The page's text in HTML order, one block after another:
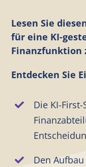
Über uns
DE
Lesen Sie
für eine KI-
Finanzfunktion
Entdecken Sie
Die KI-
Den